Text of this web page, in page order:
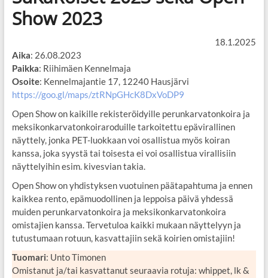
Show 2023
18.1.2025
Aika: 26.08.2023
Paikka: Riihimäen Kennelmaja
Osoite: Kennelmajantie 17, 12240 Hausjärvi
https://goo.gl/maps/ztRNpGHcK8DxVoDP9
Open Show on kaikille rekisteröidyille perunkarvatonkoira ja
meksikonkarvatonkoiraroduille tarkoitettu epävirallinen
näyttely, jonka PET-luokkaan voi osallistua myös koiran
kanssa, joka syystä tai toisesta ei voi osallistua virallisiin
näyttelyihin esim. kivesvian takia.
Open Show on yhdistyksen vuotuinen päätapahtuma ja ennen
kaikkea rento, epämuodollinen ja leppoisa päivä yhdessä
muiden perunkarvatonkoira ja meksikonkarvatonkoira
omistajien kanssa. Tervetuloa kaikki mukaan näyttelyyn ja
tutustumaan rotuun, kasvattajiin sekä koirien omistajiin!
Tuomari: Unto Timonen
Omistanut ja/tai kasvattanut seuraavia rotuja: whippet, lk &